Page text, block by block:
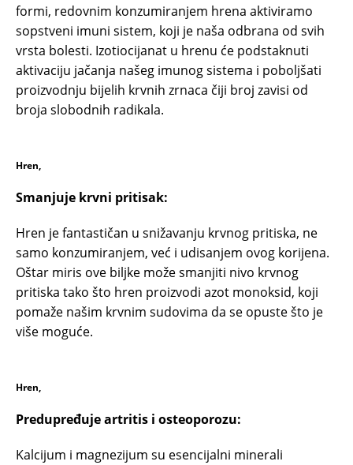
formi, redovnim konzumiranjem hrena aktiviramo
sopstveni imuni sistem, koji je naša odbrana od svih
vrsta bolesti. Izotiocijanat u hrenu će podstaknuti
aktivaciju jačanja našeg imunog sistema i poboljšati
proizvodnju bijelih krvnih zrnaca čiji broj zavisi od
broja slobodnih radikala.
Hren,
Smanjuje krvni pritisak:
Hren je fantastičan u snižavanju krvnog pritiska, ne
samo konzumiranjem, već i udisanjem ovog korijena.
Oštar miris ove biljke može smanjiti nivo krvnog
pritiska tako što hren proizvodi azot monoksid, koji
pomaže našim krvnim sudovima da se opuste što je
više moguće.
Hren,
Predupređuje artritis i osteoporozu:
Kalcijum i magnezijum su esencijalni minerali